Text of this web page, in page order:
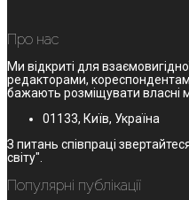
Про нас
Ми відкриті для
редакторами,
бажають розміщувати власні
01133, Київ, Україна
З питань співпраці
світу".
Популярні публікації